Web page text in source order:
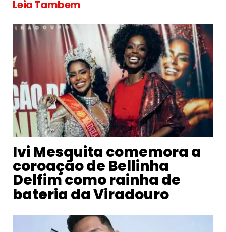
Leia Tambem
Ivi Mesquita comemora a
coroação de Bellinha
Delfim como rainha de
bateria da Viradouro